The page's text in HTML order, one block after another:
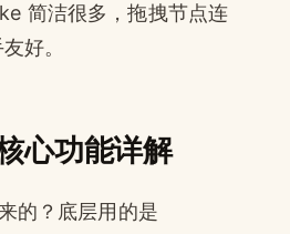
简洁很多，拖拽节点连
好。
心功能详解
的？底层用的是